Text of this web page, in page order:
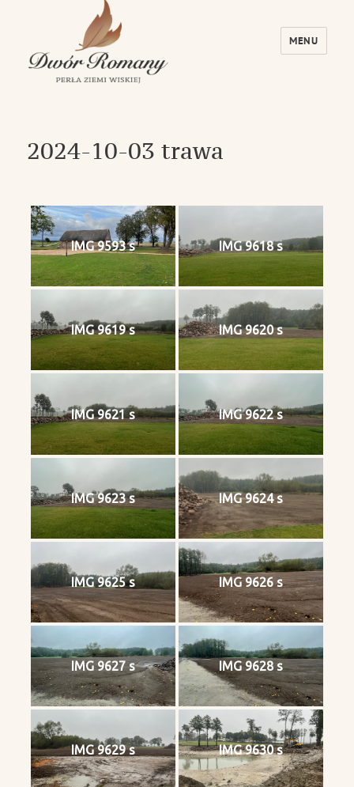
MENU
2024-10-03 trawa
IMG 9593 s IMG 9618 s
IMG 9619 s IMG 9620 s
IMG 9621 s IMG 9622 s
IMG 9623 s IMG 9624 s
IMG 9625 s IMG 9626 s
IMG 9627 s IMG 9628 s
IMG 9629 s IMG 9630 s